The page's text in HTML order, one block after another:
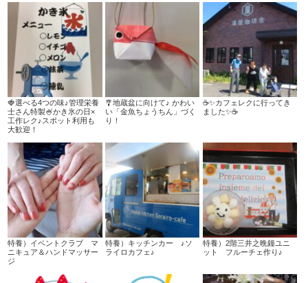
🍓選べる4つの味♪管理栄養
士さん特製🍧かき氷の日×
工作レク♪スポット利用も
大歓迎！
🎐地蔵盆に向けて♪ かわい
い「金魚ちょうちん」づく
り！
☕✨カフェレクに行ってき
ました✨☕
特養）イベントクラブ マ
ニキュア＆ハンドマッサー
ジ
特養）キッチンカー ♪ソ
ライロカフェ♪
特養）2階三井之晩鐘ユニ
ット フルーチェ作り♪